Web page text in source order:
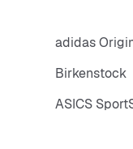
adidas
Birkenstock
ASICS